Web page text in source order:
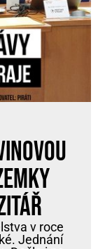
v roce
Jednání